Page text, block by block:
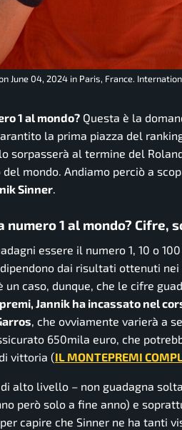
June 04, 2024 in Paris, France.
1 al mondo? Questa è la
la prima piazza del
sorpasserà al termine del
mondo. Andiamo perciò a
Sinner
numero 1 al mondo? Cifre,
essere il numero 1, 10 o
dai risultati ottenuti
caso, dunque, che le cifre
Jannik ha incassato nel
, che ovviamente varierà a
650mila euro, che
vittoria (IL MONTEPREMI
alto livello – non guadagna
però solo a fine anno) e
capire che Sinner ne ha tanti